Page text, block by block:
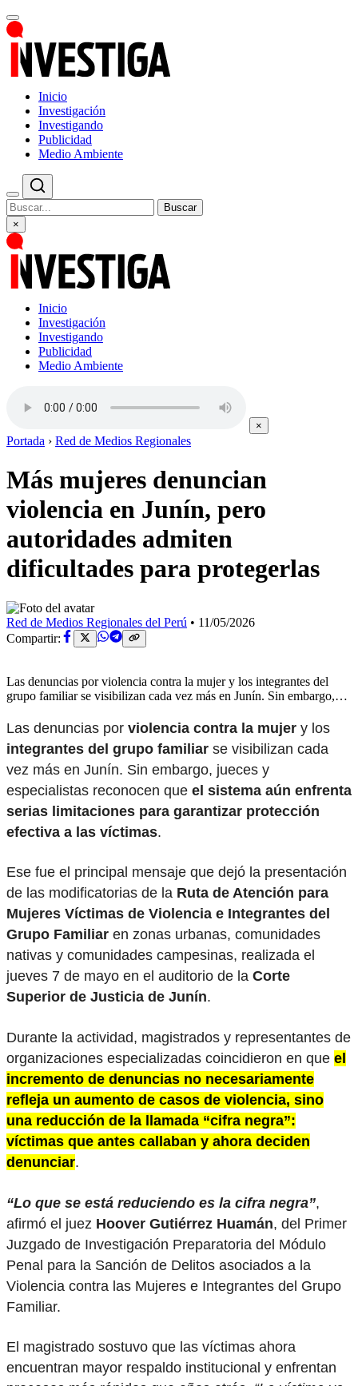
Inicio
Investigación
Investigando
Publicidad
Medio Ambiente
Buscar
×
Inicio
Investigación
Investigando
Publicidad
Medio Ambiente
×
Portada › Red de Medios Regionales
Más mujeres denuncian
violencia en Junín, pero
autoridades admiten
dificultades para protegerlas
Red de Medios Regionales del Perú • 11/05/2026
Compartir:
Las denuncias por violencia contra la mujer y los integrantes del
grupo familiar se visibilizan cada vez más en Junín. Sin embargo,…
Las denuncias por violencia contra la mujer y los
integrantes del grupo familiar se visibilizan cada
vez más en Junín. Sin embargo, jueces y
especialistas reconocen que el sistema aún enfrenta
serias limitaciones para garantizar protección
efectiva a las víctimas.
Ese fue el principal mensaje que dejó la presentación
de las modificatorias de la Ruta de Atención para
Mujeres Víctimas de Violencia e Integrantes del
Grupo Familiar en zonas urbanas, comunidades
nativas y comunidades campesinas, realizada el
jueves 7 de mayo en el auditorio de la Corte
Superior de Justicia de Junín.
Durante la actividad, magistrados y representantes de
organizaciones especializadas coincidieron en que el
incremento de denuncias no necesariamente
refleja un aumento de casos de violencia, sino
una reducción de la llamada “cifra negra”:
víctimas que antes callaban y ahora deciden
denunciar.
“Lo que se está reduciendo es la cifra negra”,
afirmó el juez Hoover Gutiérrez Huamán, del Primer
Juzgado de Investigación Preparatoria del Módulo
Penal para la Sanción de Delitos asociados a la
Violencia contra las Mujeres e Integrantes del Grupo
Familiar.
El magistrado sostuvo que las víctimas ahora
encuentran mayor respaldo institucional y enfrentan